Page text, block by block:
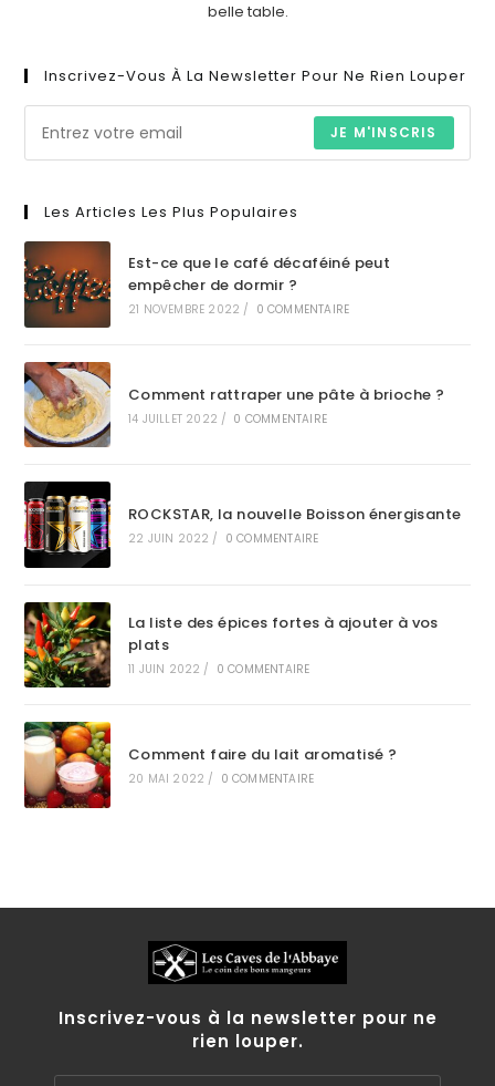
belle table.
Inscrivez-Vous À La Newsletter Pour Ne Rien Louper
JE M'INSCRIS
Les Articles Les Plus Populaires
Est-ce que le café décaféiné peut
empêcher de dormir ?
21 NOVEMBRE 2022 / 0 COMMENTAIRE
Comment rattraper une pâte à brioche ?
14 JUILLET 2022 / 0 COMMENTAIRE
ROCKSTAR, la nouvelle Boisson énergisante
22 JUIN 2022 / 0 COMMENTAIRE
La liste des épices fortes à ajouter à vos
plats
11 JUIN 2022 / 0 COMMENTAIRE
Comment faire du lait aromatisé ?
20 MAI 2022 / 0 COMMENTAIRE
Inscrivez-vous à la newsletter pour ne
rien louper.